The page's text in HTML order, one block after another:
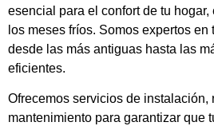
esencial para el confort de tu
los meses fríos. Somos expertos
desde las más antiguas hasta las
eficientes.
Ofrecemos servicios de instalación,
mantenimiento para garantizar que